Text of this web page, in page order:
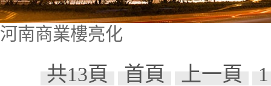
河南商業樓亮化
共13頁 首頁 上一頁
1